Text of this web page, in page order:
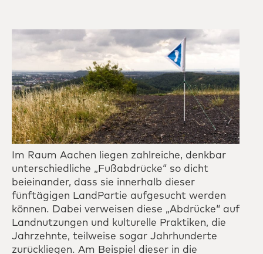
Im Raum Aachen liegen zahlreiche, denkbar
unterschiedliche „Fußabdrücke“ so dicht
beieinander, dass sie innerhalb dieser
fünftägigen LandPartie aufgesucht werden
können. Dabei verweisen diese „Abdrücke“ auf
Landnutzungen und kulturelle Praktiken, die
Jahrzehnte, teilweise sogar Jahrhunderte
zurückliegen. Am Beispiel dieser in die